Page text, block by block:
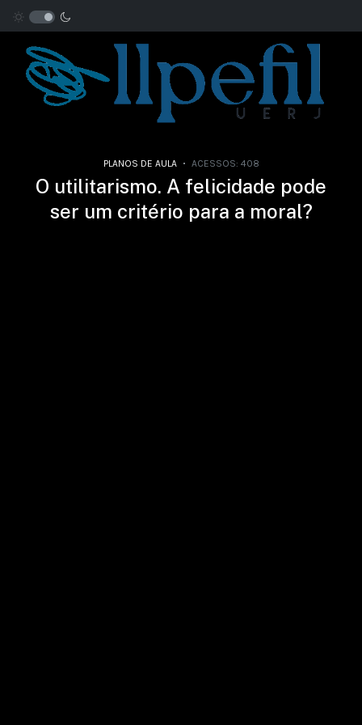
PLANOS DE AULA ACESSOS: 408
O utilitarismo. A felicidade pode
ser um critério para a moral?